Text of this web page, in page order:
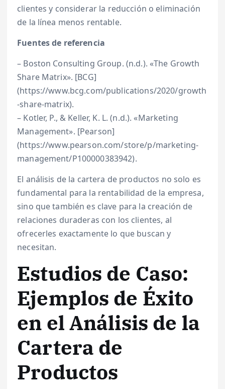
clientes y considerar la reducción o eliminación
de la línea menos rentable.
Fuentes de referencia
– Boston Consulting Group. (n.d.). «The Growth
Share Matrix». [BCG]
(https://www.bcg.com/publications/2020/growth
-share-matrix).
– Kotler, P., & Keller, K. L. (n.d.). «Marketing
Management». [Pearson]
(https://www.pearson.com/store/p/marketing-
management/P100000383942).
El análisis de la cartera de productos no solo es
fundamental para la rentabilidad de la empresa,
sino que también es clave para la creación de
relaciones duraderas con los clientes, al
ofrecerles exactamente lo que buscan y
necesitan.
Estudios de Caso:
Ejemplos de Éxito
en el Análisis de la
Cartera de
Productos